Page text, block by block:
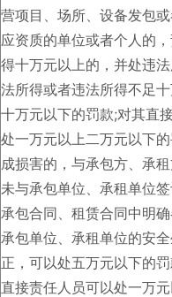
营项目、场所、设备发包
应资质的单位或者个人的
得十万元以上的，并处违
法所得或者违法所得不足
十万元以下的罚款;对其直
处一万元以上二万元以下
成损害的，与承包方、承
未与承包单位、承租单位
承包合同、租赁合同中明
承包单位、承租单位的安
正，可以处五万元以下的
直接责任人员可以处一万